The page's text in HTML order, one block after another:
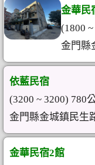
金華民
(1800
金門縣
依藍民宿
(3200 ~ 3200) 780
金門縣金城鎮民生
金華民宿2館